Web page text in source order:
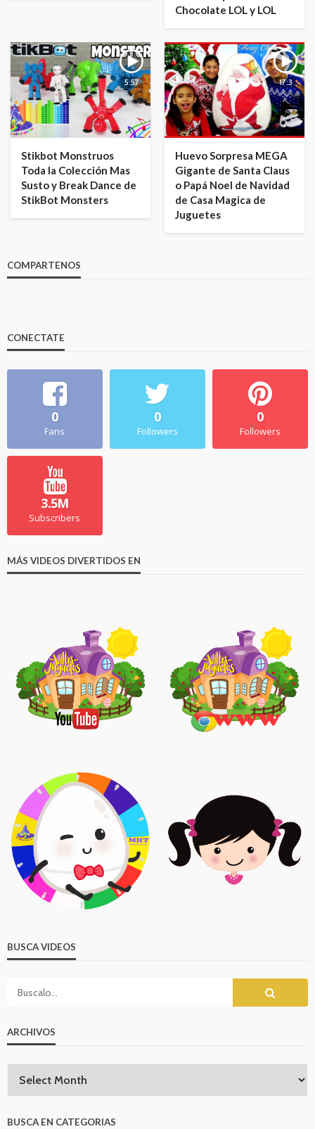
Chocolate LOL y LOL
5:57
Stikbot Monstruos
Toda la Colección Mas
Susto y Break Dance de
StikBot Monsters
17:3
Huevo Sorpresa MEGA
Gigante de Santa Claus
o Papá Noel de Navidad
de Casa Magica de
Juguetes
COMPARTENOS
CONECTATE
0
Fans
0
Followers
0
Followers
3.5M
Subscribers
MÁS VIDEOS DIVERTIDOS EN
BUSCA VIDEOS
ARCHIVOS
BUSCA EN CATEGORIAS